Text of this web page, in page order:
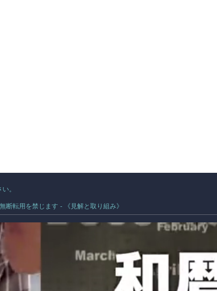
。
断転用を禁じます - 《見解と取り組み》